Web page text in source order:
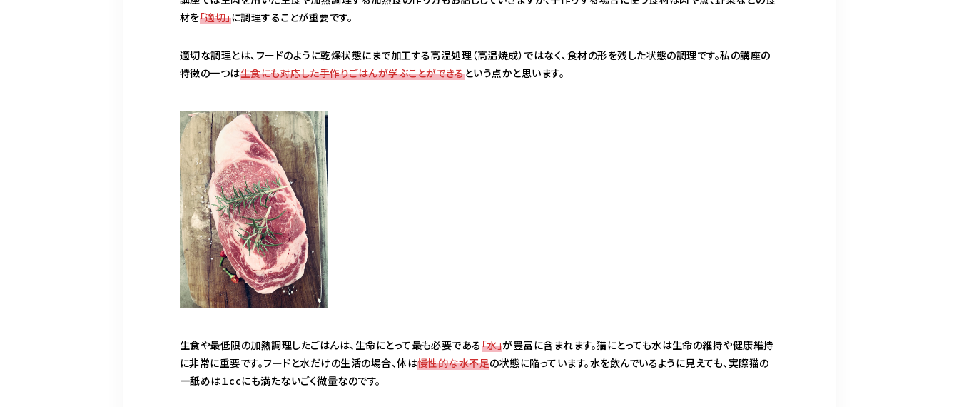
材を「適切」に調理することが重要です。
適切な調理とは、フードのように乾燥状態にまで加工する高温処理（高温焼成）ではなく、食材の形を残した状態の調理です。私の講座の
特徴の一つは生食にも対応した手作りごはんが学ぶことができるという点かと思います。
生食や最低限の加熱調理したごはんは、生命にとって最も必要である「水」が豊富に含まれます。猫にとっても水は生命の維持や健康維持
に非常に重要です。フードと水だけの生活の場合、体は慢性的な水不足の状態に陥っています。水を飲んでいるように見えても、実際猫の
一舐めは１ccにも満たないごく微量なのです。